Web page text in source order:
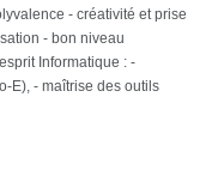
- créativité et prise
- bon niveau
Informatique : -
E), - maîtrise des outils